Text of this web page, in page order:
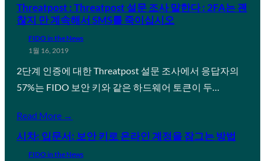
Threatpost : Threatpost 설문 조사 말한다 : 2FA는 괜
찮지 만 계속해서 SMS를 죽이십시오
FIDO in the News
1월 16, 2019
2단계 인증에 대한 Threatpost 설문 조사에서 응답자의
57%는 FIDO 보안 키와 같은 하드웨어 토큰이 두…
Read More →
시차: 입문서: 보안 키로 온라인 계정을 잠그는 방법
FIDO in the News